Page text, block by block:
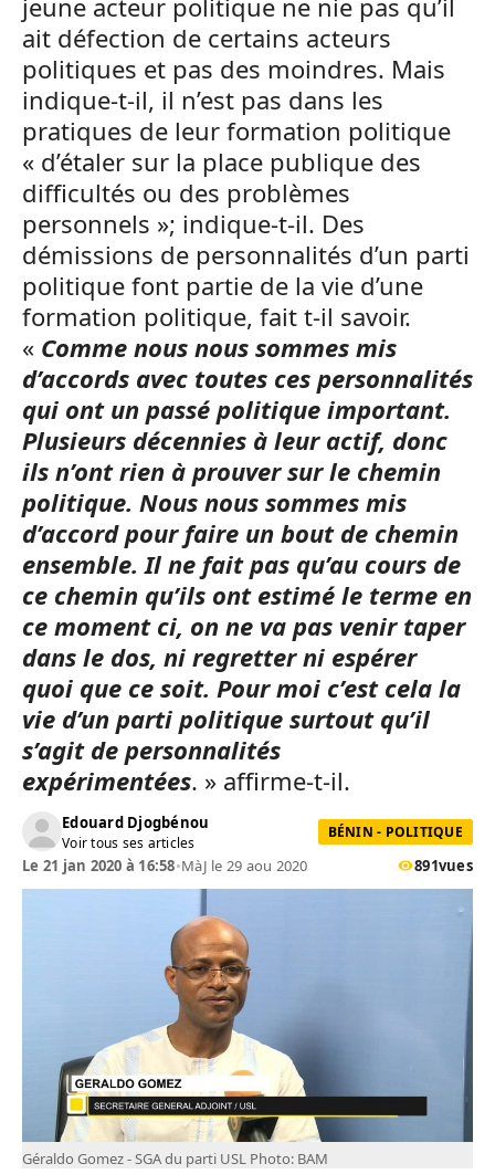
jeune acteur politique ne nie pas qu’il
ait défection de certains acteurs
politiques et pas des moindres. Mais
indique-t-il, il n’est pas dans les
pratiques de leur formation politique
« d’étaler sur la place publique des
difficultés ou des problèmes
personnels »; indique-t-il. Des
démissions de personnalités d’un parti
politique font partie de la vie d’une
formation politique, fait t-il savoir.
« Comme nous nous sommes mis
d’accords avec toutes ces personnalités
qui ont un passé politique important.
Plusieurs décennies à leur actif, donc
ils n’ont rien à prouver sur le chemin
politique. Nous nous sommes mis
d’accord pour faire un bout de chemin
ensemble. Il ne fait pas qu’au cours de
ce chemin qu’ils ont estimé le terme en
ce moment ci, on ne va pas venir taper
dans le dos, ni regretter ni espérer
quoi que ce soit. Pour moi c’est cela la
vie d’un parti politique surtout qu’il
s’agit de personnalités
expérimentées. » affirme-t-il.
Edouard Djogbénou
Voir tous ses articles
BÉNIN - POLITIQUE
Le 21 jan 2020 à 16:58•MàJ le 29 aou 2020 891vues
Géraldo Gomez - SGA du parti USL Photo: BAM